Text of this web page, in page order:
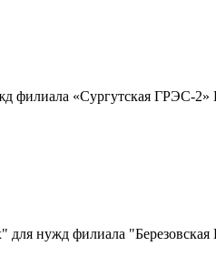
филиала «Сургутская
для нужд филиала